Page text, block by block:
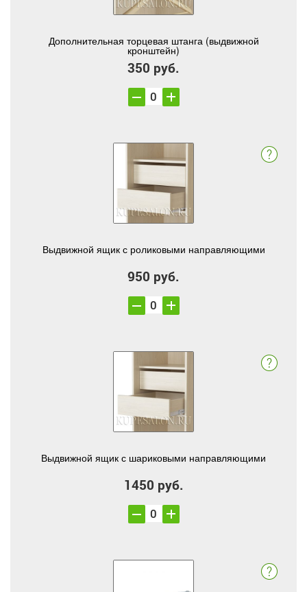
Дополнительная торцевая штанга (выдвижной
кронштейн)
350 руб.
Выдвижной ящик с роликовыми направляющими
950 руб.
Выдвижной ящик с шариковыми направляющими
1450 руб.